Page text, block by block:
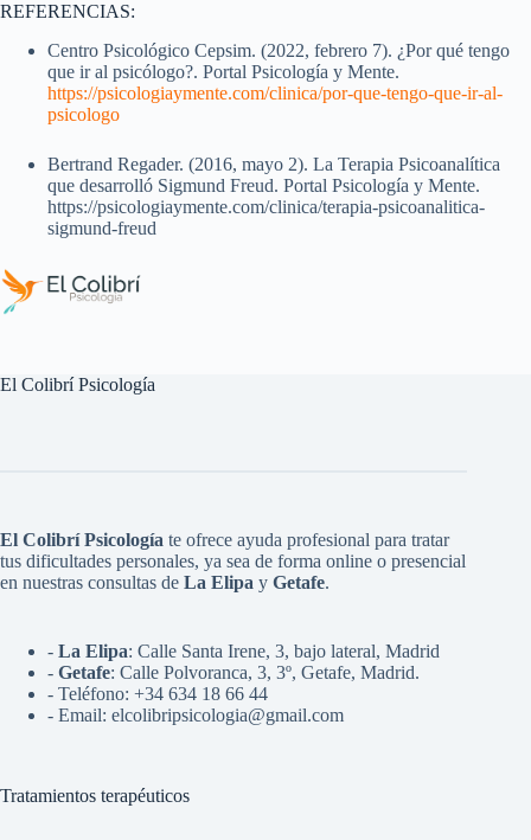
REFERENCIAS:
Centro Psicológico Cepsim. (2022, febrero 7). ¿Por qué tengo
que ir al psicólogo?. Portal Psicología y Mente.
https://psicologiaymente.com/clinica/por-que-tengo-que-ir-al-
psicologo
Bertrand Regader. (2016, mayo 2). La Terapia Psicoanalítica
que desarrolló Sigmund Freud. Portal Psicología y Mente.
https://psicologiaymente.com/clinica/terapia-psicoanalitica-
sigmund-freud
El Colibrí Psicología
El Colibrí Psicología te ofrece ayuda profesional para tratar
tus dificultades personales, ya sea de forma online o presencial
en nuestras consultas de La Elipa y Getafe.
- La Elipa: Calle Santa Irene, 3, bajo lateral, Madrid
- Getafe: Calle Polvoranca, 3, 3º, Getafe, Madrid.
- Teléfono: +34 634 18 66 44
- Email: elcolibripsicologia@gmail.com
Tratamientos terapéuticos